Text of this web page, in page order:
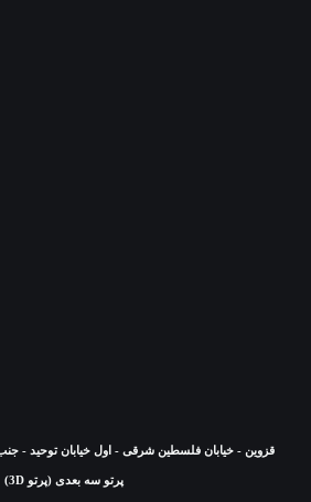
قزوین - خیابان فلسطین شرقی - اول خیابان توحید -
پرتو سه بعدی (پرتو 3D)